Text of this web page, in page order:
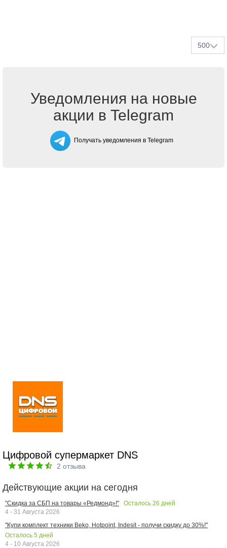
500
Уведомления на новые
акции в Telegram
Получать уведомления в Telegram
Цифровой супермаркет DNS
2 отзыва
Действующие акции на сегодня
"Скидка за СБП на товары «Редмонд»!" Осталось 26 дней
4 - 31 Августа 2026
"Купи комплект техники Beko, Hotpoint, Indesit - получи скидку до 30%!"
Осталось 5 дней
4 - 10 Августа 2026